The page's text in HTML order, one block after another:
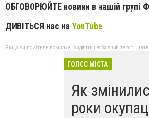
ОБГОВОРЮЙТЕ новини в нашій групі
ДИВІТЬСЯ нас на YouTube
Якщо ви помітили помилку, виділіть необхідний текст і
ГОЛОС МІСТА
Як
роки